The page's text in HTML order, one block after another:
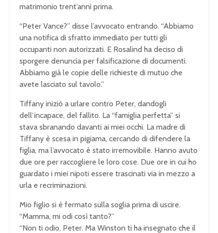
matrimonio trent’anni prima.
“Peter Vance?” disse l’avvocato entrando. “Abbiamo
una notifica di sfratto immediato per tutti gli
occupanti non autorizzati. E Rosalind ha deciso di
sporgere denuncia per falsificazione di documenti.
Abbiamo già le copie delle richieste di mutuo che
avete lasciato sul tavolo.”
Tiffany iniziò a urlare contro Peter, dandogli
dell’incapace, del fallito. La “famiglia perfetta” si
stava sbranando davanti ai miei occhi. La madre di
Tiffany è scesa in pigiama, cercando di difendere la
figlia, ma l’avvocato è stato irremovibile. Hanno avuto
due ore per raccogliere le loro cose. Due ore in cui ho
guardato i miei nipoti essere trascinati via in mezzo a
urla e recriminazioni.
Mio figlio si è fermato sulla soglia prima di uscire.
“Mamma, mi odi così tanto?”
“Non ti odio, Peter. Ma Winston ti ha insegnato che il